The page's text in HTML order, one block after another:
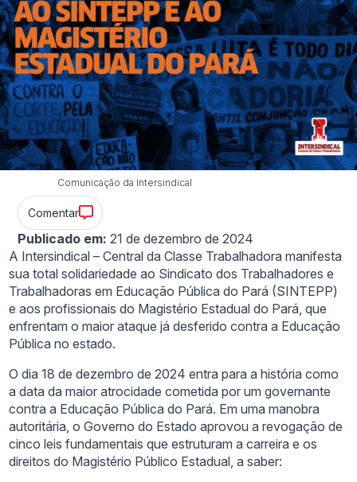
Comunicação da Intersindical
Comentar
Publicado em: 21 de dezembro de 2024
A Intersindical – Central da Classe Trabalhadora manifesta
sua total solidariedade ao Sindicato dos Trabalhadores e
Trabalhadoras em Educação Pública do Pará (SINTEPP)
e aos profissionais do Magistério Estadual do Pará, que
enfrentam o maior ataque já desferido contra a Educação
Pública no estado.
O dia 18 de dezembro de 2024 entra para a história como
a data da maior atrocidade cometida por um governante
contra a Educação Pública do Pará. Em uma manobra
autoritária, o Governo do Estado aprovou a revogação de
cinco leis fundamentais que estruturam a carreira e os
direitos do Magistério Público Estadual, a saber: